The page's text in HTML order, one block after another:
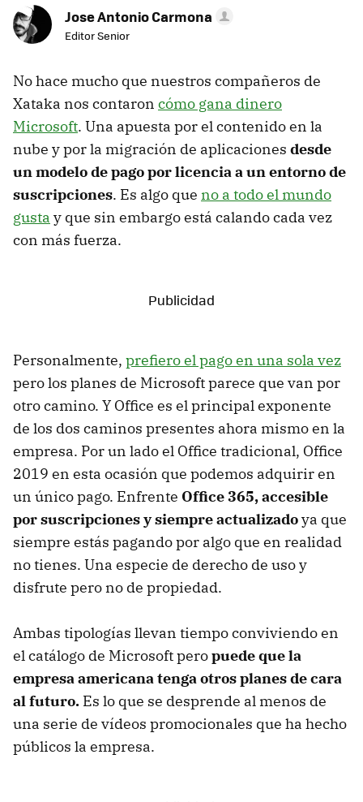
Jose Antonio Carmona
Editor Senior
No hace mucho que nuestros compañeros de
Xataka nos contaron cómo gana dinero
Microsoft. Una apuesta por el contenido en la
nube y por la migración de aplicaciones desde
un modelo de pago por licencia a un entorno de
suscripciones. Es algo que no a todo el mundo
gusta y que sin embargo está calando cada vez
con más fuerza.
Personalmente, prefiero el pago en una sola vez
pero los planes de Microsoft parece que van por
otro camino. Y Office es el principal exponente
de los dos caminos presentes ahora mismo en la
empresa. Por un lado el Office tradicional, Office
2019 en esta ocasión que podemos adquirir en
un único pago. Enfrente Office 365, accesible
por suscripciones y siempre actualizadoya que
siempre estás pagando por algo que en realidad
no tienes. Una especie de derecho de uso y
disfrute pero no de propiedad.
Ambas tipologías llevan tiempo conviviendo en
el catálogo de Microsoft peropuede que la
empresa americana tenga otros planes de cara
al futuro. Es lo que se desprende al menos de
una serie de vídeos promocionales que ha hecho
públicos la empresa.